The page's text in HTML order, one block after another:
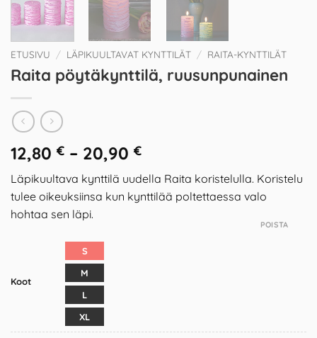
ETUSIVU / LÄPIKUULTAVAT KYNTTILÄT / RAITA-KYNTTILÄT
Raita pöytäkynttilä, ruusunpunainen
12,80 € – 20,90 €
Läpikuultava kynttilä uudella Raita koristelulla. Koristelu
tulee oikeuksiinsa kun kynttilää poltettaessa valo
hohtaa sen läpi.
Koot
S
M
L
XL
POISTA